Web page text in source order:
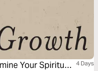
Your Spiritual
4 Days